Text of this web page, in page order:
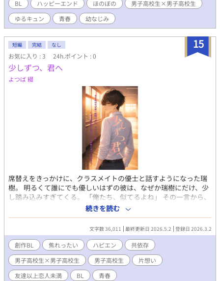
BL ハッピーエンド ほのぼの
男子高校生×男子高校生
ゆるキュン
青春 幼なじみ
15
短編 完結 なし
お気に入り : 3 24h.ポイント : 0
少しずつ、君へ
よつば 綴
席替えをきっかけに、クラスメイトの優士と話すようになった瑞
樹。 明るくて誰にでも優しいはずの彼は、なぜか瑞樹にだけ、少
し踏み込みすぎてくる。 「俺たち、似てるよね」 その一言から、
距離はゆっくり縮まっていく──はずだった。 気づけば、視線
も、距離も、言葉も、少しずつ“近い”では済まなくなっていく。
ただの友達のはずなのに、他の誰かと話しているだけで、胸がざ
わつく。 優しさだとわかっているのに、どこか息苦しい。 それで
も、離れたくないと思ってしまう。 これは、少しずつ二人だけの
世界に閉じていく、静かな青春の話。 〜〜〜 少しずつ近づいてい
く青年たちのじれったい物語を綴っていきます。目標は、毎日少
しずつでも書いて更新すること。 ▫1日1話投稿 ▫1話1000字以内
続きを読む
文字数 36,011 最終更新日 2026.5.2 登録日 2026.3.2
創作BL 焦れったい ハピエン
共依存
男子高校生×男子高校生
男子高校生
片想い
友達以上恋人未満
BL 青春